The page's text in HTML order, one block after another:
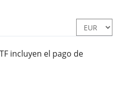
incluyen el pago de